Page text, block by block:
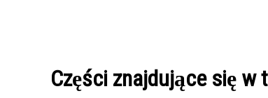
Części znajdujące się w